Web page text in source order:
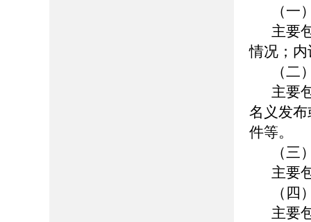
（一
主要
情况；
（二
主要
名义发
件等。
（三
主要
（四
主要